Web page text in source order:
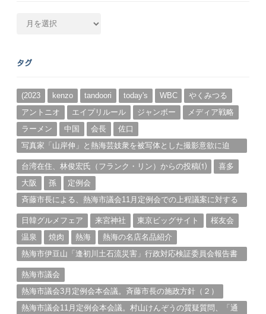
カ
ブ
タグ
(2023 kenzo tandoori today's WBC
やくみつる
アントニオ
エイプリルール ジャンボー
メディア戦略
ラーメン
中国 会長
佐口
写真家「山岸伸」と熱海芸妓衆を被写体とした撮影意欲に迫
台湾在住、林俊宏氏（フランク・リン）からの投稿⑴
喜多
大阪
孫
定例会
斉藤市長による、熱海市議会11月定例会での上程議案に対する
日韓グルメフェア
来宮神社 東京ビッグサイト
桜友会
温泉
焼肉 熱海
熱海の名店名品紹介
熱海市伊豆山「逢初川土石流災害」行政対応検証委員会報告書
熱海市議会
熱海市議会3月定例会本会議。斉藤市長の施政方針（２）
熱海市議会11月定例会本会議。村山けんぞうの質疑質問、「通